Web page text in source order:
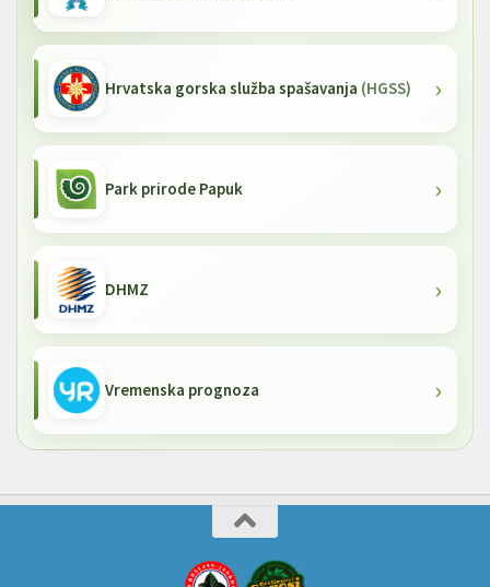
Hrvatska gorska služba spašavanja (HGSS)
Park prirode Papuk
DHMZ
Vremenska prognoza